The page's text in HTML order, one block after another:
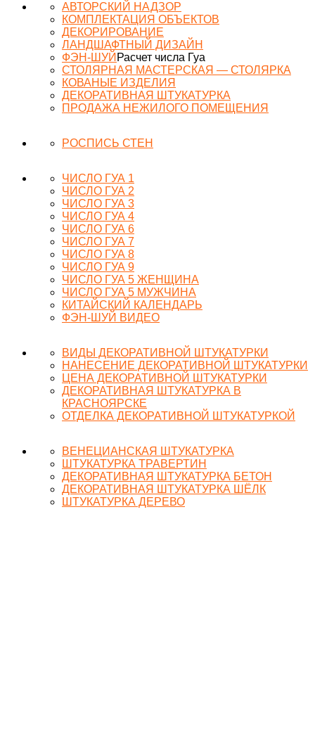
АВТОРСКИЙ НАДЗОР
КОМПЛЕКТАЦИЯ ОБЪЕКТОВ
ДЕКОРИРОВАНИЕ
ЛАНДШАФТНЫЙ ДИЗАЙН
ФЭН-ШУЙ Расчет числа Гуа
СТОЛЯРНАЯ МАСТЕРСКАЯ — СТОЛЯРКА
КОВАНЫЕ ИЗДЕЛИЯ
ДЕКОРАТИВНАЯ ШТУКАТУРКА
ПРОДАЖА НЕЖИЛОГО ПОМЕЩЕНИЯ
РОСПИСЬ СТЕН
ЧИСЛО ГУА 1
ЧИСЛО ГУА 2
ЧИСЛО ГУА 3
ЧИСЛО ГУА 4
ЧИСЛО ГУА 6
ЧИСЛО ГУА 7
ЧИСЛО ГУА 8
ЧИСЛО ГУА 9
ЧИСЛО ГУА 5 ЖЕНЩИНА
ЧИСЛО ГУА 5 МУЖЧИНА
КИТАЙСКИЙ КАЛЕНДАРЬ
ФЭН-ШУЙ ВИДЕО
ВИДЫ ДЕКОРАТИВНОЙ ШТУКАТУРКИ
НАНЕСЕНИЕ ДЕКОРАТИВНОЙ ШТУКАТУРКИ
ЦЕНА ДЕКОРАТИВНОЙ ШТУКАТУРКИ
ДЕКОРАТИВНАЯ ШТУКАТУРКА В
КРАСНОЯРСКЕ
ОТДЕЛКА ДЕКОРАТИВНОЙ ШТУКАТУРКОЙ
ВЕНЕЦИАНСКАЯ ШТУКАТУРКА
ШТУКАТУРКА ТРАВЕРТИН
ДЕКОРАТИВНАЯ ШТУКАТУРКА БЕТОН
ДЕКОРАТИВНАЯ ШТУКАТУРКА ШЁЛК
ШТУКАТУРКА ДЕРЕВО